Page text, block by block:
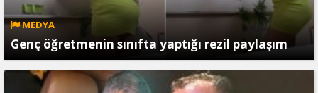
MEDYA
Genç öğretmenin sınıfta yaptığı rezil paylaşım